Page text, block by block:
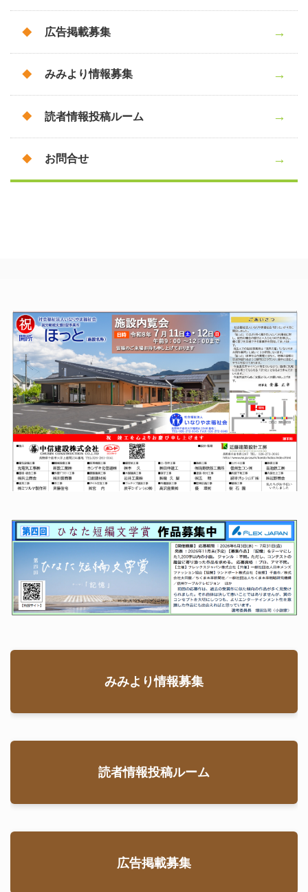
広告掲載募集
みみより情報募集
読者情報投稿ルーム
お問合せ
みみより情報募集
読者情報投稿ルーム
広告掲載募集